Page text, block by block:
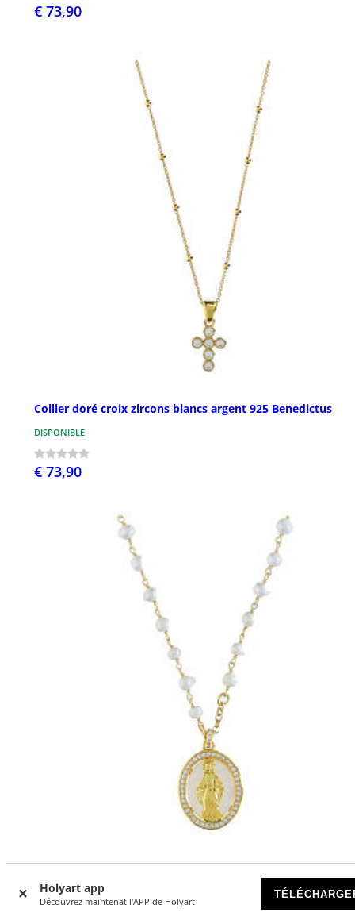
Holyart app
Découvrez maintenat l'APP de Holyart
€ 73,90
Collier doré croix zircons blancs argent 925 Benedictus
DISPONIBLE
€ 73,90
DISPONIBLE